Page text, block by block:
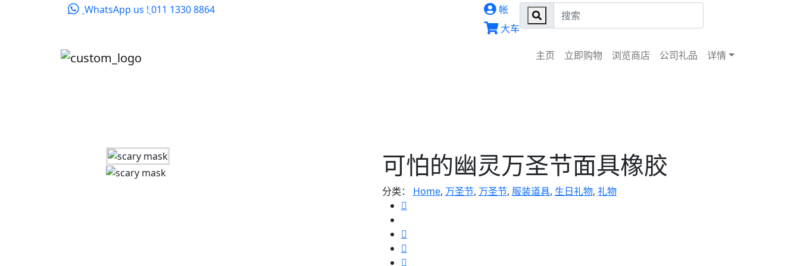
WhatsApp us ! 011 1330 8864
帐
大车
主页 立即购物 浏览商店 公司礼品 详情
可怕的幽灵万圣节面具橡胶
分类： Home, 万圣节, 万圣节, 服装道具, 生日礼物, 礼物